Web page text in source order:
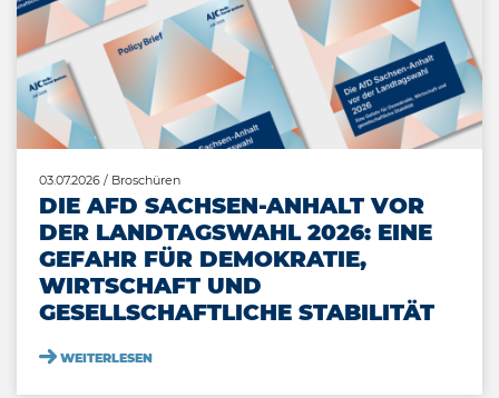
03.07.2026 / Broschüren
DIE AFD SACHSEN-ANHALT VOR
DER LANDTAGSWAHL 2026: EINE
GEFAHR FÜR DEMOKRATIE,
WIRTSCHAFT UND
GESELLSCHAFTLICHE STABILITÄT
WEITERLESEN